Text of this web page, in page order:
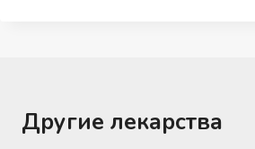
Другие лекарства